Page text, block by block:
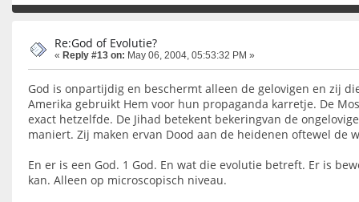
Re:God of Evolutie?
« Reply #13 on: May 06, 2004, 05:53:32 PM »
God is onpartijdig en beschermt alleen de gelovigen en zij
Amerika gebruikt Hem voor hun propaganda karretje. De
exact hetzelfde. De Jihad betekent bekeringvan de
maniert. Zij maken ervan Dood aan de heidenen oftewel de
En er is een God. 1 God. En wat die evolutie betreft. Er is
kan. Alleen op microscopisch niveau.